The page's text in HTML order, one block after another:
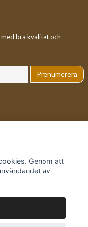
bra kvalitet och
Prenumerera
Genom att
av